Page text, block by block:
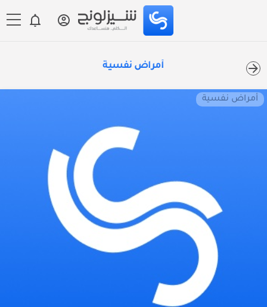
أمراض نفسية
أمراض نفسية